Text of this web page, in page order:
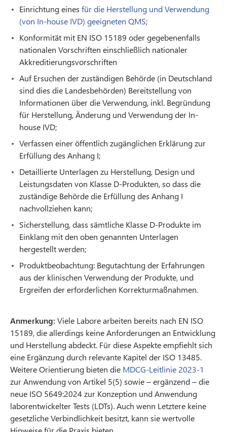
Einrichtung eines für die Herstellung und Verwendung
(von In-house IVD) geeigneten QMS;
Konformität mit EN ISO 15189 oder gegebenenfalls
nationalen Vorschriften einschließlich nationaler
Akkreditierungsvorschriften
Auf Ersuchen der zuständigen Behörde (in Deutschland
sind dies die Landesbehörden) Bereitstellung von
Informationen über die Verwendung, inkl. Begründung
für Herstellung, Änderung und Verwendung der In-
house IVD;
Verfassen einer öffentlich zugänglichen Erklärung zur
Erfüllung des Anhang I;
Detaillierte Unterlagen zu Herstellung, Design und
Leistungsdaten von Klasse D-Produkten, so dass die
zuständige Behörde die Erfüllung des Anhang I
nachvollziehen kann;
Sicherstellung, dass sämtliche Klasse D-Produkte im
Einklang mit den oben genannten Unterlagen
hergestellt werden;
Produktbeobachtung: Begutachtung der Erfahrungen
aus der klinischen Verwendung der Produkte, und
Ergreifen der erforderlichen Korrekturmaßnahmen.
Anmerkung: Viele Labore arbeiten bereits nach EN ISO
15189, die allerdings keine Anforderungen an Entwicklung
und Herstellung abdeckt. Für diese Aspekte empfiehlt sich
eine Ergänzung durch relevante Kapitel der ISO 13485.
Weitere Orientierung bieten die MDCG-Leitlinie 2023-1
zur Anwendung von Artikel 5(5) sowie – ergänzend – die
neue ISO 5649:2024 zur Konzeption und Anwendung
laborentwickelter Tests (LDTs). Auch wenn Letztere keine
gesetzliche Verbindlichkeit besitzt, kann sie wertvolle